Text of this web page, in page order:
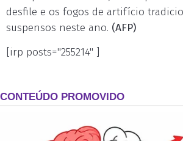
desfile e os fogos de artifício
suspensos neste ano. (AFP)
[irp posts="255214" ]